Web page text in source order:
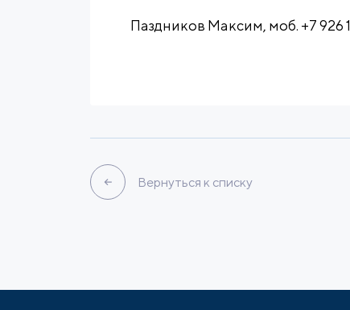
Паздников Максим, моб. +7 926
Вернуться к списку